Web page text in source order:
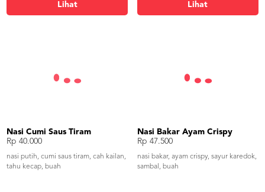
Lihat Lihat
Nasi Cumi Saus Tiram
Rp 40.000
nasi putih, cumi saus tiram, cah kailan,
tahu kecap, buah
Nasi Bakar Ayam Crispy
Rp 47.500
nasi bakar, ayam crispy, sayur karedok,
sambal, buah